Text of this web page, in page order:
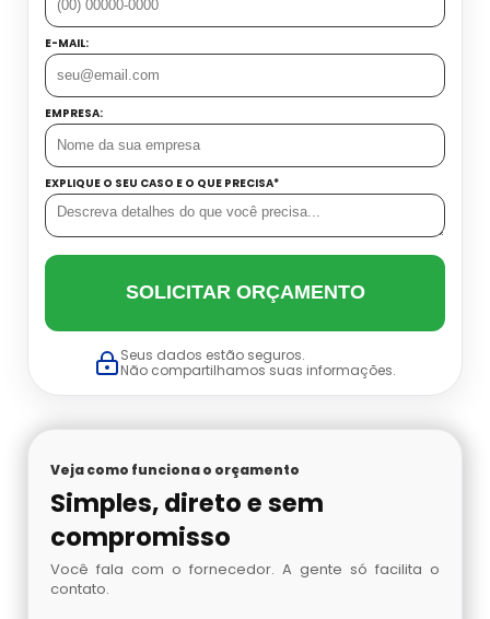
E-MAIL:
EMPRESA:
EXPLIQUE O SEU CASO E O QUE PRECISA*
SOLICITAR ORÇAMENTO
Seus dados estão seguros.
Não compartilhamos suas informações.
Veja como funciona o orçamento
Simples, direto e sem
compromisso
Você fala com o fornecedor. A gente só facilita o
contato.